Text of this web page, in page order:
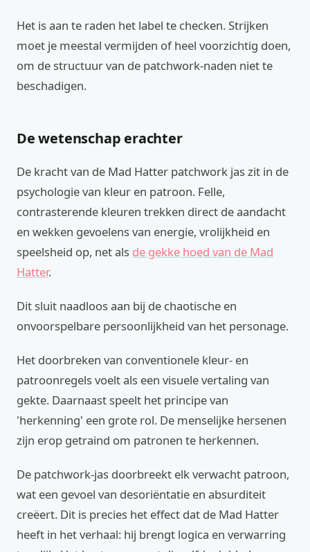
Het is aan te raden het label te checken. Strijken
moet je meestal vermijden of heel voorzichtig doen,
om de structuur van de patchwork-naden niet te
beschadigen.
De wetenschap erachter
De kracht van de Mad Hatter patchwork jas zit in de
psychologie van kleur en patroon. Felle,
contrasterende kleuren trekken direct de aandacht
en wekken gevoelens van energie, vrolijkheid en
speelsheid op, net als de gekke hoed van de Mad
Hatter.
Dit sluit naadloos aan bij de chaotische en
onvoorspelbare persoonlijkheid van het personage.
Het doorbreken van conventionele kleur- en
patroonregels voelt als een visuele vertaling van
gekte. Daarnaast speelt het principe van
'herkenning' een grote rol. De menselijke hersenen
zijn erop getraind om patronen te herkennen.
De patchwork-jas doorbreekt elk verwacht patroon,
wat een gevoel van desoriëntatie en absurditeit
creëert. Dit is precies het effect dat de Mad Hatter
heeft in het verhaal: hij brengt logica en verwarring